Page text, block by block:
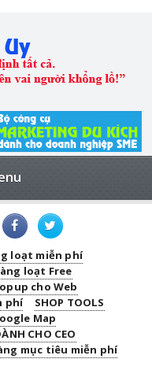
loạt miễn phí
loạt Free
cho Web
phí
SHOP TOOLS
Map
CHO CEO
mục tiêu miễn phí